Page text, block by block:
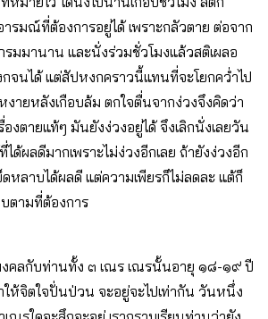
รมณ์ที่ต้องการอยู่ได้ เพราะกลัวตาย ต่อจาก
รมมานาน และนั่งร่วมชั่วโมงแล้วสติเผลอ
จนได้ แต่สัปหงกคราวนี้แทนที่จะโยกคว่ำไป
ายหลังเกือบล้ม ตกใจตื่นจากง่วงจึงคิดว่า
องตายแท้ๆ มันยังง่วงอยู่ได้ จึงเลิกนั่งเลยวัน
ด้ผลดีมากเพราะไม่ง่วงอีกเลย ถ้ายังง่วงอีก
หลาบได้ผลดี แต่ความเพียรก็ไม่ลดละ แต้ก็
ตามที่ต้องการ
คลกับท่านทั้ง ๓ เณร เณรนั้นอายุ ๑๘-๑๙ ปี
ให้จิตใจปั่นป่วน จะอยู่จะไปเท่ากัน วันหนึ่ง